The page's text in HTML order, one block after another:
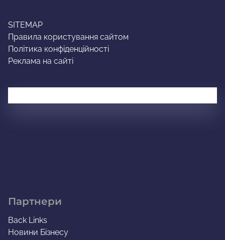
SITEMAP
Правила користування сайтом
Політика конфіденційності
Реклама на сайті
Партнери
Back Links
Новини Бізнесу